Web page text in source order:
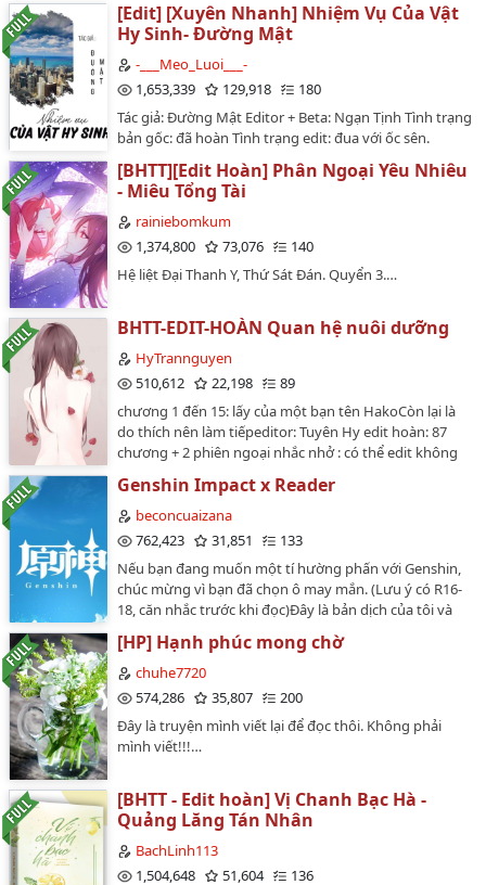
[Edit] [Xuyên Nhanh] Nhiệm Vụ Của Vật
Hy Sinh- Đường Mật
-___Meo_Luoi___-
1,653,339
129,918
180
Tác giả: Đường Mật Editor + Beta: Ngạn Tịnh Tình trạng
bản gốc: đã hoàn Tình trạng edit: đua với ốc sên.
Converter: Củ LạcBìa: Phòng tranh Tử Lan Văn án: Bạch
Vi bị lựa chọn xuyên qua rất nhiều thế giới. Cô nghĩ
bản thân đến đây chắc hẳn là để ngược tra nam tra nữ.
Ai ngờ lại còn có nhiệm vụ bí mật... --- Có một bạn trai
là kẻ si tình cũng biến thành vật hy sinh. Bị tráo đổi
Chúc cũng thành vật hy sinh. Gặp một nam chính
[BHTT][Edit Hoàn] Phân Ngoại Yêu Nhiêu
- Miêu Tổng Tài
rainiebomkum
1,374,800
73,076
140
Hệ liệt Đại Thanh Y, Thứ Sát Đán. Quyển 3.…
BHTT-EDIT-HOÀN Quan hệ nuôi dưỡng
HyTrannguyen
510,612
22,198
89
chương 1 đến 15: lấy của một bạn tên HakoCòn lại là
do thích nên làm tiếpeditor: Tuyên Hy edit hoàn: 87
chương + 2 phiên ngoại nhắc nhở : có thể edit không
lừa, cứ nghĩ nhân nuôi một cô bé 5 tuổi không ngờ lại
là 15 tuổi.Hứa Đan Lạc cứ nghĩ sẽ có một gia đình với
Giang Hoài Sương, ai ngờ bị hắt hủi.Hãy cùng xem tiểu
Genshin Impact x Reader
beconcuaizana
762,423
31,851
133
Nếu bạn đang muốn một tí hường phấn với Genshin,
chúc mừng vì bạn đã chọn ô may mắn. (Lưu ý có R16-
18, căn nhắc trước khi đọc)Đây là bản dịch của tôi và
tất cả đều chưa có sự cho phép của tác giả gốc nên
mong đừng ai mang đi đâu nha. Fic chỉ được đăng trên
wattpad.…
[HP] Hạnh phúc mong chờ
chuhe7720
574,286
35,807
200
Đây là truyện mình viết lại để đọc thôi. Không phải
mình viết!!!…
[BHTT - Edit hoàn] Vị Chanh Bạc Hà -
Quảng Lăng Tán Nhân
BachLinh113
1,504,648
51,604
136